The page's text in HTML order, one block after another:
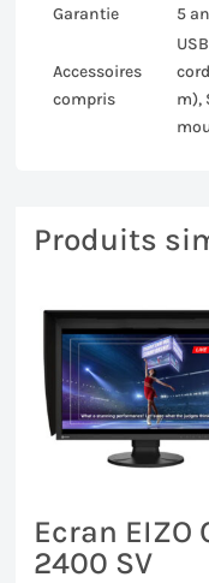
Garantie
5
Accessoires
compris
m),
Produits
Ecran EIZO
2400 SV